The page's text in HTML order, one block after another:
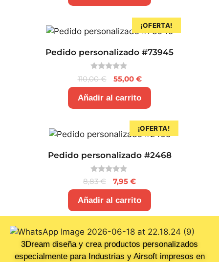
¡OFERTA!
Pedido personalizado #73945
0
d
5
110,00€ 55,00 €
Añadir al carrito
¡OFERTA!
Pedido personalizado #2468
0
d
5
8,83€ 7,95 €
Añadir al carrito
3Dream diseña y crea productos personalizados
especialmente para Industrias y Airsoft impresos en